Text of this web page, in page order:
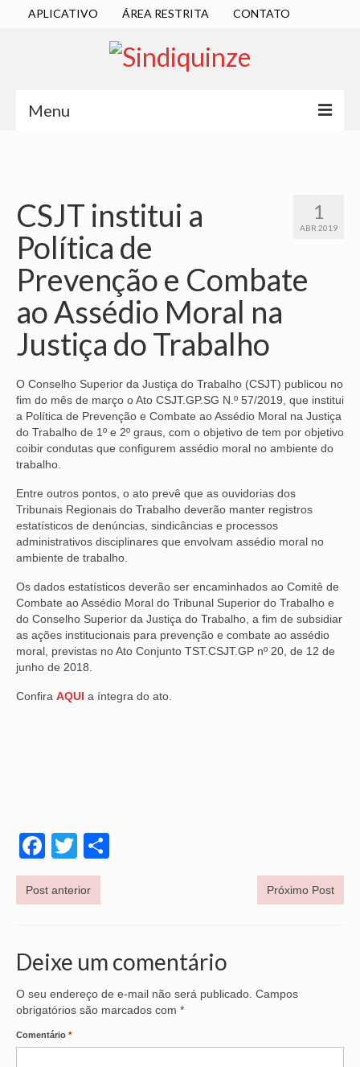
APLICATIVO ÁREA RESTRITA CONTATO
Menu
DIRETORIA EXECUTIVA
ESTATUTO
ATAS
LOCALIZAÇÃO
QUEM SOMOS
NOSSA HISTÓRIA
SUBSEDES
ARAÇATUBA
PRESIDENTE PRUDENTE
RIBEIRÃO PRETO
SÃO JOSÉ DOS CAMPOS
SÃO JOSÉ DO RIO PRETO
SOROCABA
JURÍDICO
NÚCLEOS
ACESSIBILIDADE E INCLUSÃO
LGBTQIA+
1
ABR 2019
CSJT institui a
Política de
Prevenção e Combate
ao Assédio Moral na
Justiça do Trabalho
O Conselho Superior da Justiça do Trabalho (CSJT) publicou no
fim do mês de março o Ato CSJT.GP.SG N.º 57/2019, que institui
a Política de Prevenção e Combate ao Assédio Moral na Justiça
do Trabalho de 1º e 2º graus, com o objetivo de tem por objetivo
coibir condutas que configurem assédio moral no ambiente do
trabalho.
Entre outros pontos, o ato prevê que as ouvidorias dos
Tribunais Regionais do Trabalho deverão manter registros
estatísticos de denúncias, sindicâncias e processos
administrativos disciplinares que envolvam assédio moral no
ambiente de trabalho.
Os dados estatísticos deverão ser encaminhados ao Comitê de
Combate ao Assédio Moral do Tribunal Superior do Trabalho e
do Conselho Superior da Justiça do Trabalho, a fim de subsidiar
as ações institucionais para prevenção e combate ao assédio
moral, previstas no Ato Conjunto TST.CSJT.GP nº 20, de 12 de
junho de 2018.
Confira AQUI a íntegra do ato.
Facebook
Twitter
Post anterior Próximo Post
Deixe um comentário
O seu endereço de e-mail não será publicado. Campos
obrigatórios são marcados com *
Comentário *